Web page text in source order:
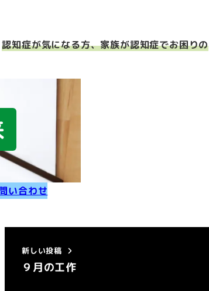
認知症が気になる方、家族が認知症でお困りの
い合わせ
新しい投稿
９月の工作